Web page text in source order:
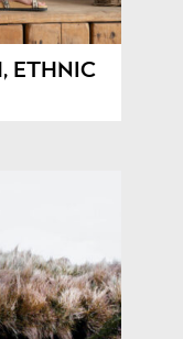
ETHNIC